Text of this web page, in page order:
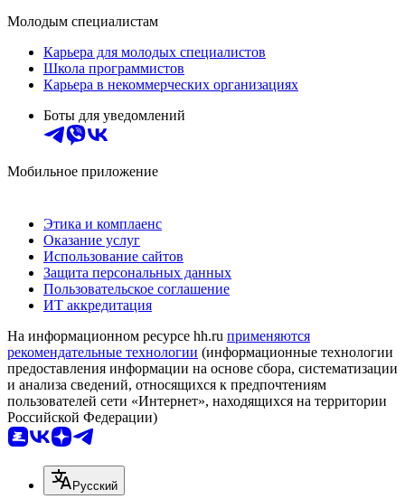
Молодым специалистам
Карьера для молодых специалистов
Школа программистов
Карьера в некоммерческих организациях
Боты для уведомлений
Мобильное приложение
Этика и комплаенс
Оказание услуг
Использование сайтов
Защита персональных данных
Пользовательское соглашение
ИТ аккредитация
На информационном ресурсе hh.ru применяются
рекомендательные технологии (информационные технологии
предоставления информации на основе сбора, систематизации
и анализа сведений, относящихся к предпочтениям
пользователей сети «Интернет», находящихся на территории
Российской Федерации)
Русский